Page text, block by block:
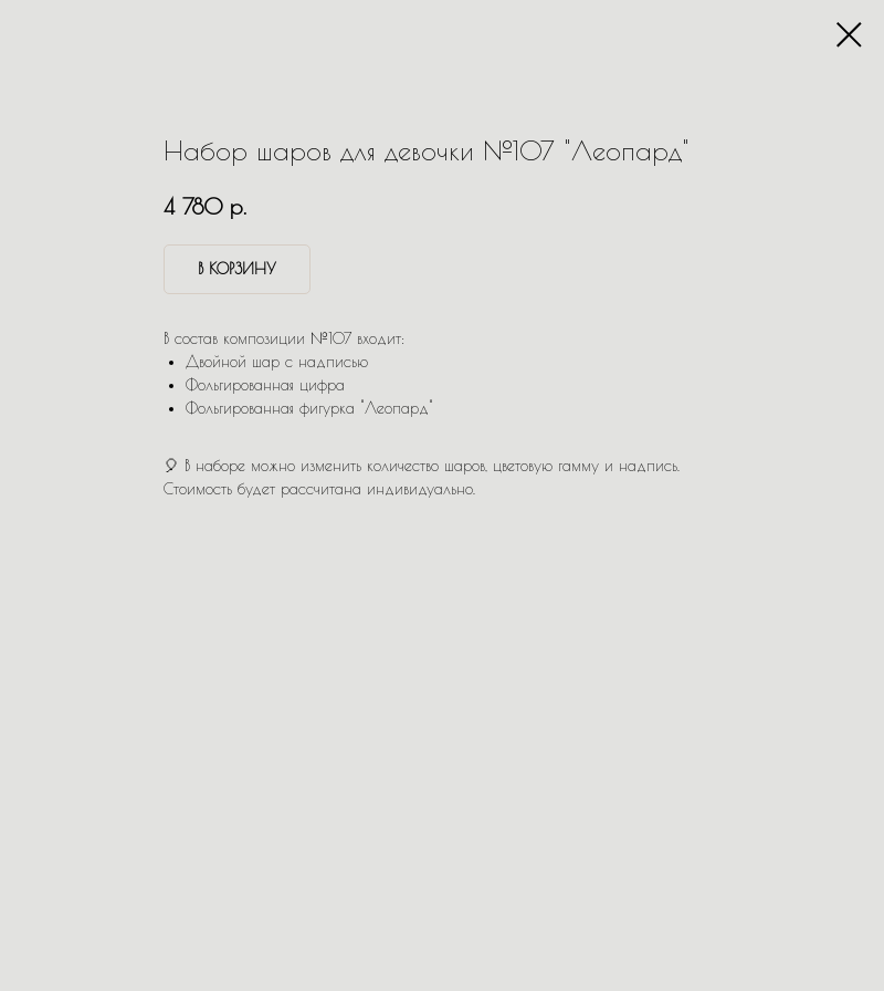
Набор шаров для девочки №107 "Леопард"
4 780 р.
В КОРЗИНУ
В состав композиции №107 входит:
Двойной шар с надписью
Фольгированная цифра
Фольгированная фигурка "Леопард"
🎈 В наборе можно изменить количество шаров, цветовую гамму и надпись.
Стоимость будет рассчитана индивидуально.